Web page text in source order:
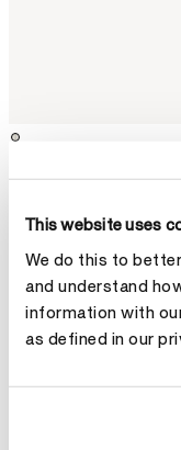
This website uses
We do this to
and understand
information with
as defined in our
HK$530,800